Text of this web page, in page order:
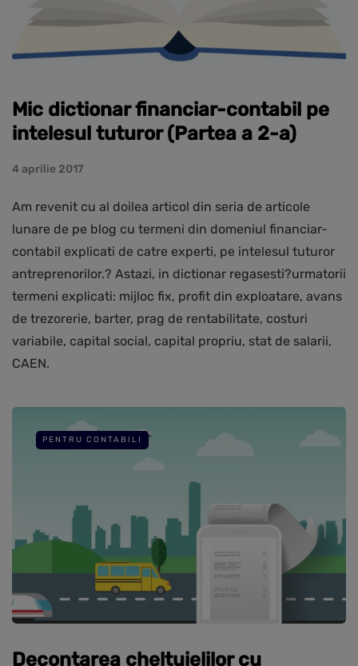
Mic dictionar financiar-contabil pe
intelesul tuturor (Partea a 2-a)
4 aprilie 2017
Am revenit cu al doilea articol din seria de articole
lunare de pe blog cu termeni din domeniul financiar-
contabil explicati de catre experti, pe intelesul tuturor
antreprenorilor.? Astazi, in dictionar regasesti?urmatorii
termeni explicati: mijloc fix, profit din exploatare, avans
de trezorerie, barter, prag de rentabilitate, costuri
variabile, capital social, capital propriu, stat de salarii,
CAEN.
PENTRU CONTABILI
Decontarea cheltuielilor cu